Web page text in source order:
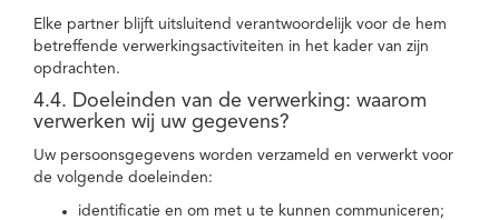
Elke partner blijft uitsluitend verantwoordelijk voor de hem
betreffende verwerkingsactiviteiten in het kader van zijn
opdrachten.
4.4. Doeleinden van de verwerking: waarom
verwerken wij uw gegevens?
Uw persoonsgegevens worden verzameld en verwerkt voor
de volgende doeleinden:
identificatie en om met u te kunnen communiceren;